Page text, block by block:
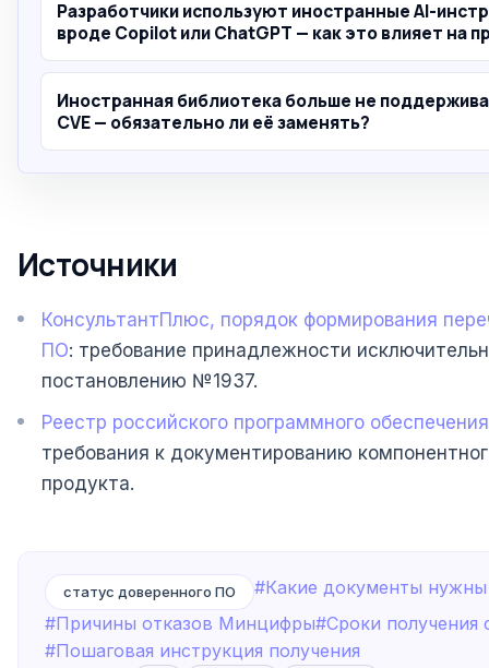
Разработчики используют иностранные AI-
вроде Copilot или ChatGPT — как это влияет на
Иностранная библиотека больше не
CVE — обязательно ли её заменять?
Источники
КонсультантПлюс, порядок формирования
ПО: требование принадлежности
постановлению №1937.
Реестр российского программного
требования к документированию
продукта.
статус доверенного ПО
#Какие документы нужны
#Причины отказов Минцифры#Сроки получения
#Пошаговая инструкция получения